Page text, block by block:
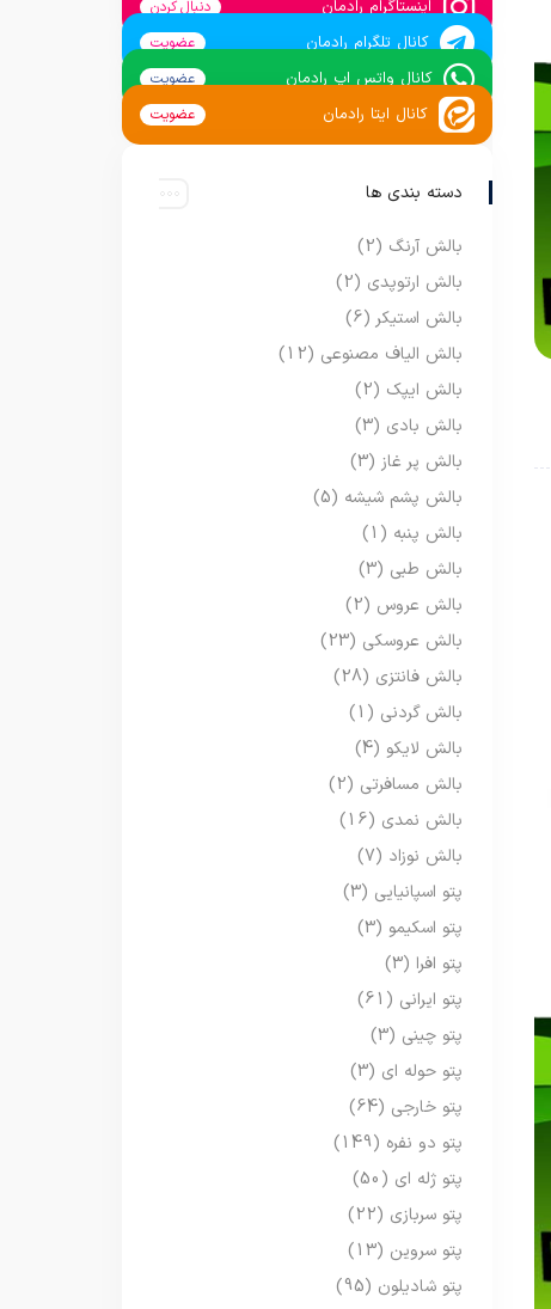
اینستاگرام رادمان دنبال کردن
کانال تلگرام رادمان عضویت
کانال واتس اپ رادمان عضویت
کانال ایتا رادمان عضویت
دسته بندی ها
بالش آرنگ (2)
بالش ارتوپدی (2)
بالش استیکر (6)
بالش الیاف مصنوعی (12)
بالش ایپک (2)
بالش بادی (3)
بالش پر غاز (3)
بالش پشم شیشه (5)
بالش پنبه (1)
بالش طبی (3)
بالش عروس (2)
بالش عروسکی (23)
بالش فانتزی (28)
بالش گردنی (1)
بالش لایکو (4)
بالش مسافرتی (2)
بالش نمدی (16)
بالش نوزاد (7)
پتو اسپانیایی (3)
پتو اسکیمو (3)
پتو افرا (3)
پتو ایرانی (61)
پتو چینی (3)
پتو حوله ای (3)
پتو خارجی (64)
پتو دو نفره (149)
پتو ژله ای (50)
پتو سربازی (22)
پتو سروین (13)
پتو شادیلون (95)